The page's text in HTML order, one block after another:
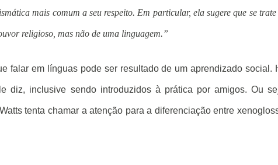
mais comum a seu respeito. Em particular, ela sugere que se trate
religioso, mas não de uma linguagem.”
falar em línguas pode ser resultado de um aprendizado social.
diz, inclusive sendo introduzidos à prática por amigos. Ou
tenta chamar a atenção para a diferenciação entre